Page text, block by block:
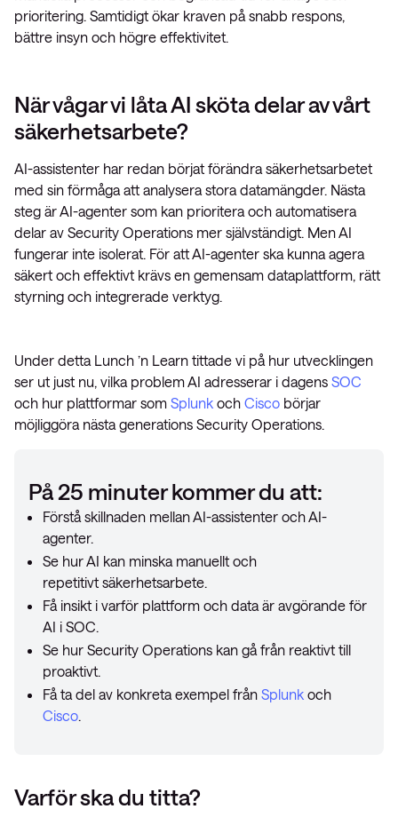
prioritering. Samtidigt ökar kraven på snabb respons,
bättre insyn och högre effektivitet.
När vågar vi låta AI sköta delar av vårt
säkerhetsarbete?
AI-assistenter har redan börjat förändra säkerhetsarbetet
med sin förmåga att analysera stora datamängder. Nästa
steg är AI-agenter som kan prioritera och automatisera
delar av Security Operations mer självständigt. Men AI
fungerar inte isolerat. För att AI-agenter ska kunna agera
säkert och effektivt krävs en gemensam dataplattform, rätt
styrning och integrerade verktyg.
Under detta Lunch ’n Learn tittade vi på hur utvecklingen
ser ut just nu, vilka problem AI adresserar i dagens SOC
och hur plattformar som Splunk och Cisco börjar
möjliggöra nästa generations Security Operations.
På 25 minuter kommer du att:
Förstå skillnaden mellan AI-assistenter och AI-
agenter.
Se hur AI kan minska manuellt och
repetitivt säkerhetsarbete.
Få insikt i varför plattform och data är avgörande för
AI i SOC.
Se hur Security Operations kan gå från reaktivt till
proaktivt.
Få ta del av konkreta exempel från Splunk och
Cisco.
Varför ska du titta?